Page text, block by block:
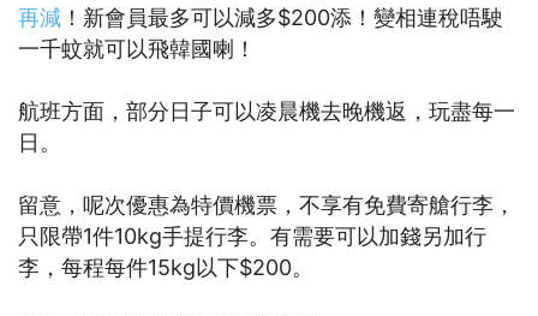
再減 ！新會員最多可以減多$200添！變相連稅唔駛
一千蚊就可以飛韓國喇！
航班方面，部分日子可以凌晨機去晚機返，玩盡每一
日。
留意，呢次優惠為特價機票，不享有免費寄艙行李，
只限帶1件10kg手提行李。有需要可以加錢另加行
李，每程每件15kg以下$200。